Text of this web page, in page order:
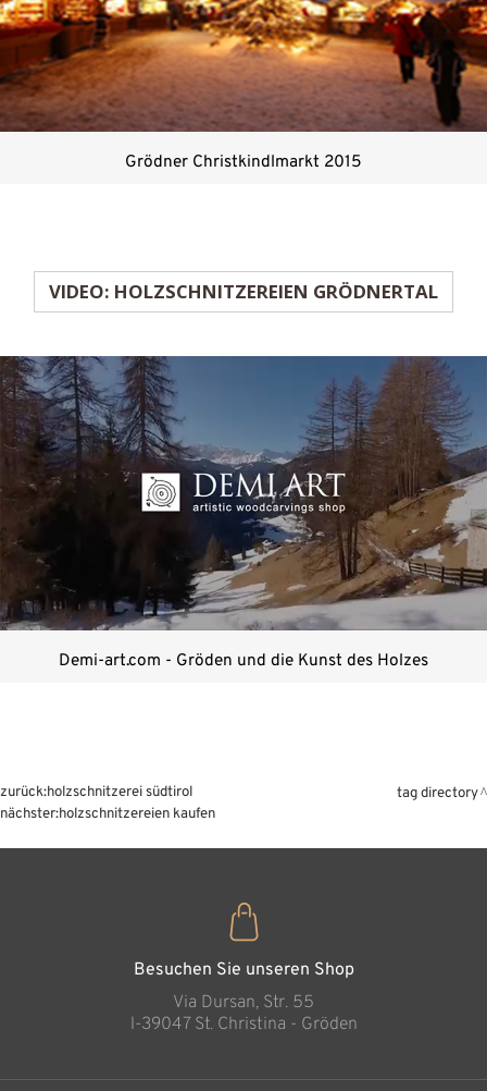
Grödner Christkindlmarkt 2015
VIDEO: HOLZSCHNITZEREIEN GRÖDNERTAL
Demi-art.com - Gröden und die Kunst des Holzes
zurück:holzschnitzerei südtirol
nächster:holzschnitzereien kaufen
tag directory
Besuchen Sie unseren Shop
Via Dursan, Str. 55
l-39047 St. Christina - Gröden